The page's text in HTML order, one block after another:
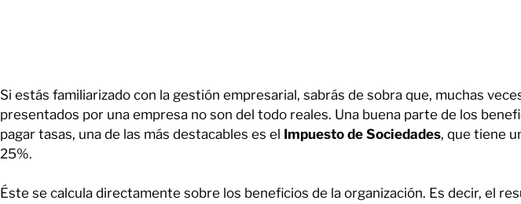
Si estás familiarizado con la gestión empresarial, sabrás de sobra que, muchas
presentados por una empresa no son del todo reales. Una buena parte de los
pagar tasas, una de las más destacables es el Impuesto de Sociedades, que tiene
25%.
Éste se calcula directamente sobre los beneficios de la organización. Es decir, el